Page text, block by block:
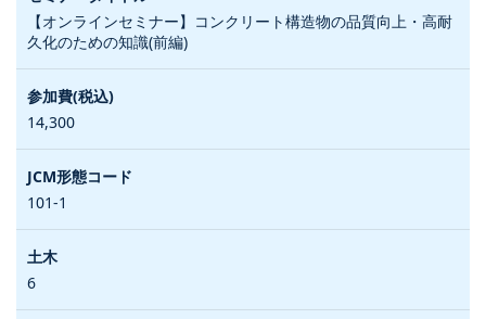
【オンラインセミナー】コンクリート構造物の品質向上・高耐
久化のための知識(前編)
14,300
101-1
6